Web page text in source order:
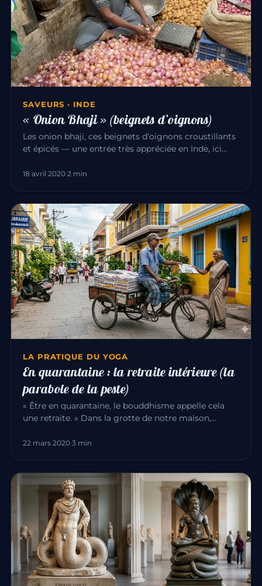
SAVEURS · INDE
« Onion Bhaji » (beignets d’oignons)
Les onion bhaji, ces beignets d’oignons croustillants
et épicés — une entrée très appréciée en Inde, ici
18 avril 2020·2 min
LA PRATIQUE DU YOGA
En quarantaine : la retraite intérieure (la
parabole de la peste)
« Être en quarantaine, le bouddhisme appelle cela
une retraite. » Dans la grotte de notre maison,
22 mars 2020·3 min